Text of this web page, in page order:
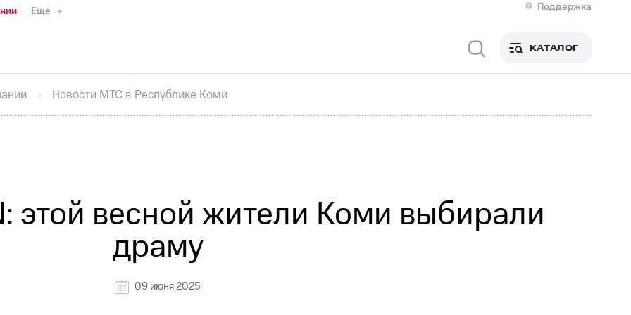
Еще
Поддержка
Медиа-центр
ИнтервьюФинансовая отчетностьКонтактыНовости в регионе
секретарьРаскрытие информации
кабинет акционераАкционерный капиталКонтроль и аудитРынок акций
КАТАЛОГ
Новости МТС в Республике Коми
этой весной жители Коми выбирали
драму
09 июня 2025